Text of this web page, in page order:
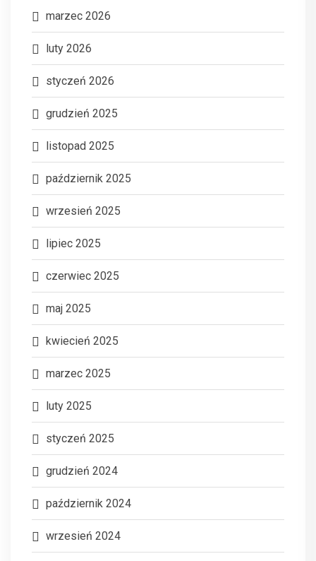
marzec 2026
luty 2026
styczeń 2026
grudzień 2025
listopad 2025
październik 2025
wrzesień 2025
lipiec 2025
czerwiec 2025
maj 2025
kwiecień 2025
marzec 2025
luty 2025
styczeń 2025
grudzień 2024
październik 2024
wrzesień 2024